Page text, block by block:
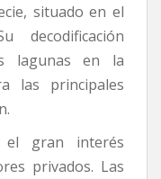
situado en el
decodificación
lagunas en la
las principales
gran interés
privados. Las